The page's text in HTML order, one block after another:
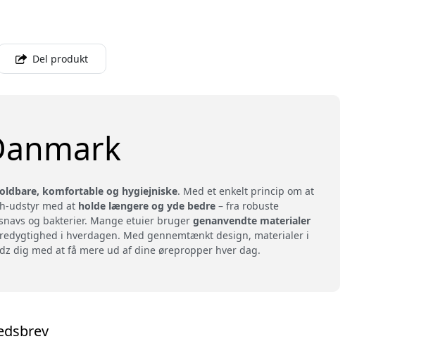
Del produkt
komfortable og hygiejniske. Med et enkelt princip om at
udstyr med at holde længere og yde bedre – fra robuste
og bakterier. Mange etuier bruger genanvendte materialer
i hverdagen. Med gennemtænkt design, materialer i
dig med at få mere ud af dine ørepropper hver dag.